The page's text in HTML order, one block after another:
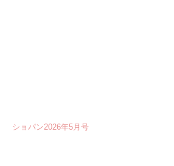
ショパン2026年5月号